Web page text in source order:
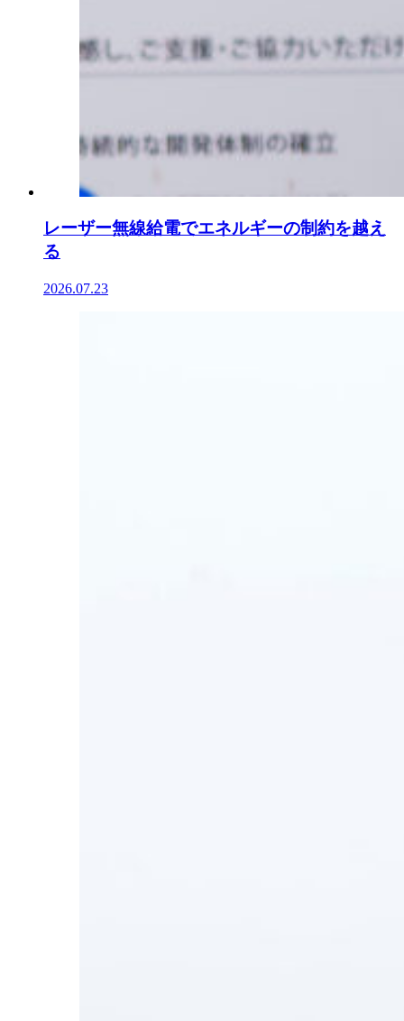
レーザー無線給電でエネルギーの制約を越え
る
2026.07.23